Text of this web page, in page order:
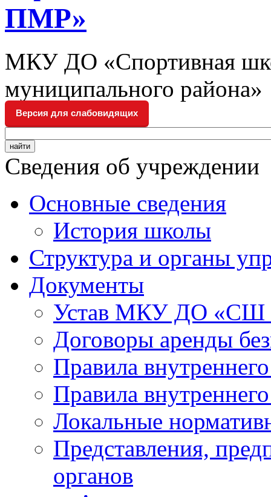
ПМР»
МКУ ДО «Спортивная
муниципального района»
Версия для слабовидящих
Сведения об учреждении
Основные сведения
История школы
Структура и органы
Документы
Устав МКУ ДО
Договоры аренды
Правила
Правила
Локальные
Представления,
органов